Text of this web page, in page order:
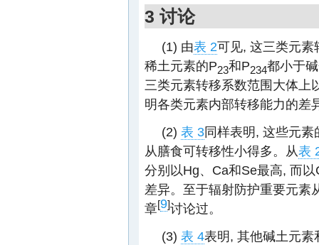
3 讨论
(1) 由表 2可见, 这三类元素
稀土元素的P23和P234都小于
三类元素转移系数范围大体上
明各类元素内部转移能力的差
(2) 表 3同样表明, 这些元素
从膳食可转移性小得多。从表
分别以Hg、Ca和Se最高, 而
差异。至于辐射防护重要元素
章[9]讨论过。
(3) 表 4表明, 其他碱土元